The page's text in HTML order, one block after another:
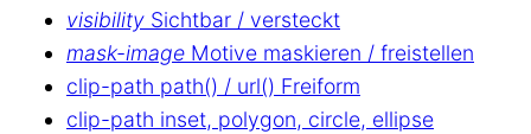
visibility Sichtbar / versteckt
mask-image Motive maskieren / freistellen
clip-path path() / url() Freiform
clip-path inset, polygon, circle, ellipse